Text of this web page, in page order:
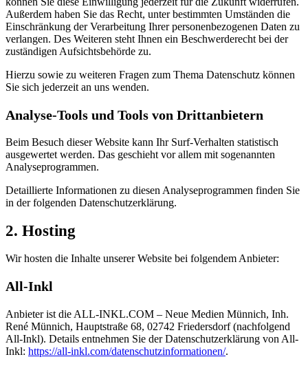
Außerdem haben Sie das Recht, unter bestimmten Umständen die
Einschränkung der Verarbeitung Ihrer personenbezogenen Daten zu
verlangen. Des Weiteren steht Ihnen ein Beschwerderecht bei der
zuständigen Aufsichtsbehörde zu.
Hierzu sowie zu weiteren Fragen zum Thema Datenschutz können
Sie sich jederzeit an uns wenden.
Analyse-Tools und Tools von Dritt­anbietern
Beim Besuch dieser Website kann Ihr Surf-Verhalten statistisch
ausgewertet werden. Das geschieht vor allem mit sogenannten
Analyseprogrammen.
Detaillierte Informationen zu diesen Analyseprogrammen finden Sie
in der folgenden Datenschutzerklärung.
2. Hosting
Wir hosten die Inhalte unserer Website bei folgendem Anbieter:
All-Inkl
Anbieter ist die ALL-INKL.COM – Neue Medien Münnich, Inh.
René Münnich, Hauptstraße 68, 02742 Friedersdorf (nachfolgend
All-Inkl). Details entnehmen Sie der Datenschutzerklärung von All-
Inkl: https://all-inkl.com/datenschutzinformationen/.